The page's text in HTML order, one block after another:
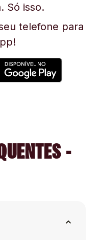
Só isso.
telefone para
-